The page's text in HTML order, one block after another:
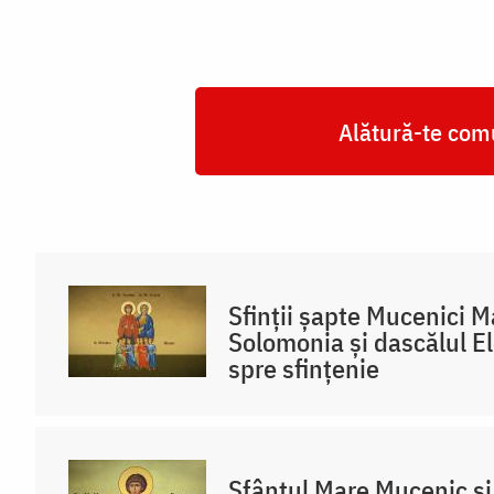
Alătură-te
Sfinții șapte Mucenici
Solomonia și dascălul
spre sfințenie